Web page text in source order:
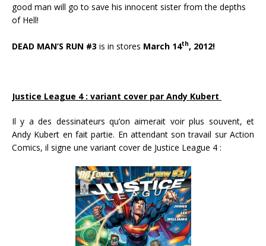
good man will go to save his innocent sister from the depths
of Hell!
DEAD MAN’S RUN #3 is in stores March 14th, 2012!
Justice League 4 : variant cover par Andy Kubert
Il y a des dessinateurs qu’on aimerait voir plus souvent, et
Andy Kubert en fait partie. En attendant son travail sur Action
Comics, il signe une variant cover de Justice League 4 :